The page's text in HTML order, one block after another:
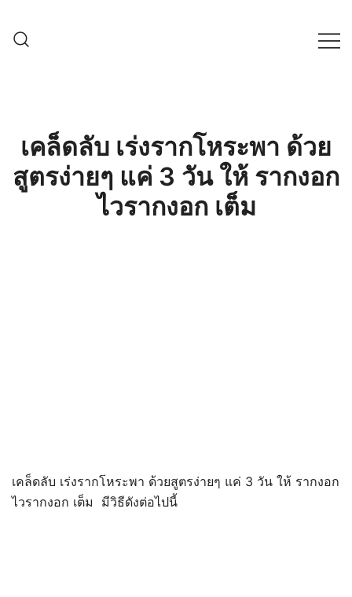
content
พร้อมดูแลพืชอย่างครบวงจร
เคล็ดลับ เร่งรากโหระพา ด้วย
สูตรง่ายๆ แค่ 3 วัน ให้ รากงอก
ไวรากงอก เต็ม
เคล็ดลับ เร่งรากโหระพา ด้วยสูตรง่ายๆ แค่ 3 วัน ให้ รากงอก
ไวรากงอก เต็ม มีวิธีดังต่อไปนี้